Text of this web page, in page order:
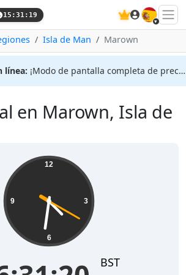
15:31:20 🇪🇸
Isla de Man Marown
línea: ¡Modo de pantalla completa de precisión!
en Marown, Isla de
12
3
6
9
BST